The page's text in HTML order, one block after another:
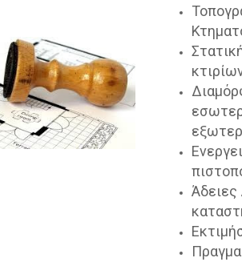
Άδειες